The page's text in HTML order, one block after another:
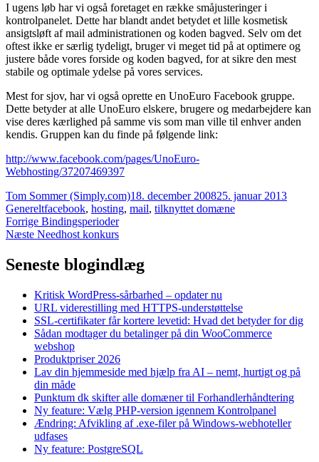
I ugens løb har vi også foretaget en række småjusteringer i
kontrolpanelet. Dette har blandt andet betydet et lille kosmetisk
ansigtsløft af mail administrationen og koden bagved. Selv om det
oftest ikke er særlig tydeligt, bruger vi meget tid på at optimere og
justere både vores forside og koden bagved, for at sikre den mest
stabile og optimale ydelse på vores services.
Mest for sjov, har vi også oprette en UnoEuro Facebook gruppe.
Dette betyder at alle UnoEuro elskere, brugere og medarbejdere kan
vise deres kærlighed på samme vis som man ville til enhver anden
kendis. Gruppen kan du finde på følgende link:
http://www.facebook.com/pages/UnoEuro-
Webhosting/37207469397
Forfatter
Tom Sommer (Simply.com)Udgivet
18. december 200825. januar 2013
GenereltTags
facebook, hosting, mail, tilknyttet domæne
Indlægsnavigation
Forrige Forrige
indlæg:
Bindingsperioder
Næste Næste
Needhost konkurs
Seneste blogindlæg
Kritisk WordPress-sårbarhed – opdater nu
URL viderestilling med HTTPS-understøttelse
SSL-certifikater får kortere levetid: Hvad det betyder for dig
Sådan modtager du betalinger på din WooCommerce
webshop
Produktpriser 2026
Lav din hjemmeside med hjælp fra AI – nemt, hurtigt og på
din måde
Punktum dk skifter alle domæner til Forhandlerhåndtering
Ny feature: Vælg PHP-version igennem Kontrolpanel
Ændring: Afvikling af .exe-filer på Windows-webhoteller
udfases
Ny feature: PostgreSQL